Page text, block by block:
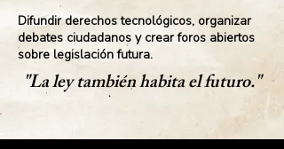
Difundir derechos tecnológicos, organizar
debates ciudadanos y crear foros abiertos
sobre legislación futura.
"La ley también habita el futuro."